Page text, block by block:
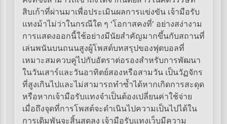
สิบเก้าที่ผ่านมาเพื่อประเมินผลการแข่งขัน เจ้ามือรับ
แทงม้าไม่ว่าในกรณีใด ๆ ‘โอกาสคงที่’ อย่างสง่างาม
การแสดงออกนี้ใช้อย่างมีนัยสำคัญมากขึ้นกับสถานที่
เล่นพนันบนถนนสูงผู้โพสต์บทสรุปของฟุตบอลที่
เหมาะสมควบคู่ไปกับอัตราต่อรองสำหรับการพัฒนา
ในวันเสาร์และวันอาทิตย์สองหรือสามวัน เป็นวัฏจักร
ที่สูงเกินไปและไม่สามารถทำซ้ำได้หากเกิดการสะดุด
หรือหากเจ้ามือรับแทงจำเป็นต้องเปลี่ยนค่าใช้จ่าย
เมื่อถึงจุดที่การโพสต์จะดำเนินไปความเป็นไปได้ใน
การเดิมพันจะสิ้นสุดลง เจ้ามือรับแทงเว็บมีความ